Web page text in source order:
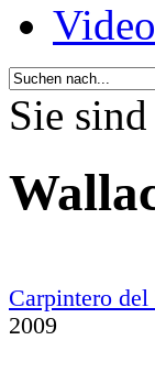
Sie
Carpintero del
2009